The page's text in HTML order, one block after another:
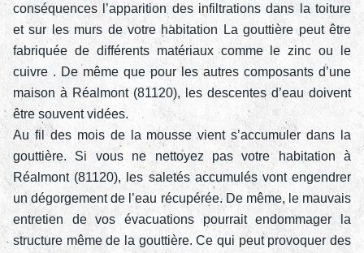
conséquences l’apparition des infiltrations dans la toiture
et sur les murs de votre habitation La gouttière peut être
fabriquée de différents matériaux comme le zinc ou le
cuivre . De même que pour les autres composants d’une
maison à Réalmont (81120), les descentes d’eau doivent
être souvent vidées.
Au fil des mois de la mousse vient s’accumuler dans la
gouttière. Si vous ne nettoyez pas votre habitation à
Réalmont (81120), les saletés accumulés vont engendrer
un dégorgement de l’eau récupérée. De même, le mauvais
entretien de vos évacuations pourrait endommager la
structure même de la gouttière. Ce qui peut provoquer des